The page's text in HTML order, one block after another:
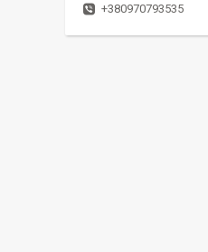
+380970793535